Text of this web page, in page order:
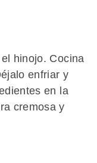
hinojo. Cocina
enfriar y
en la
cremosa y